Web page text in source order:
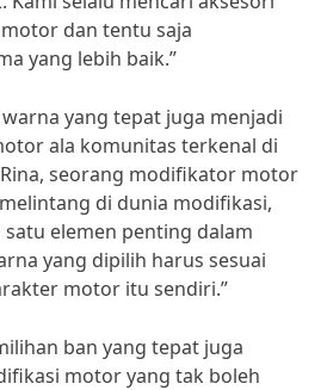
dan tentu saja
yang lebih baik.”
yang tepat juga menjadi
ala komunitas terkenal di
seorang modifikator motor
di dunia modifikasi,
satu elemen penting dalam
yang dipilih harus sesuai
motor itu sendiri.”
ban yang tepat juga
motor yang tak boleh